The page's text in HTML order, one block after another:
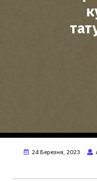
24 Березня, 2023